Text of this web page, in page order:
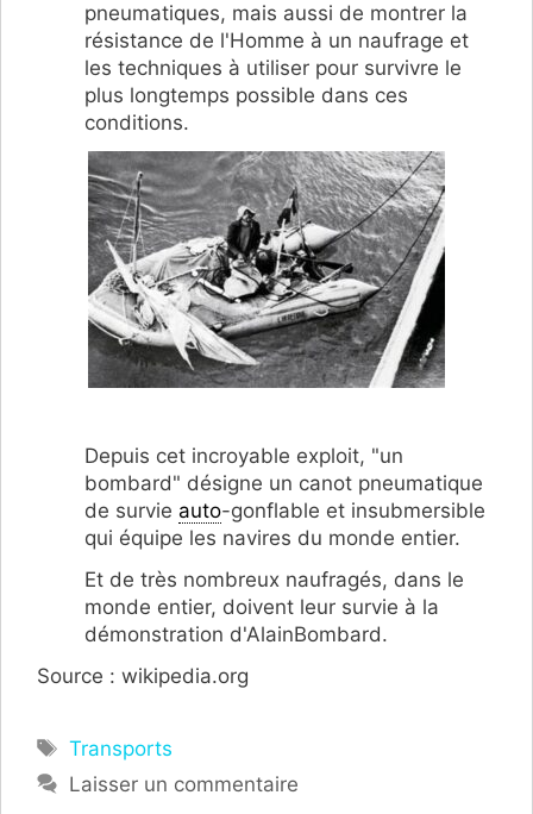
pneumatiques, mais aussi de montrer la
résistance de l'Homme à un naufrage et
les techniques à utiliser pour survivre le
plus longtemps possible dans ces
conditions.
Depuis cet incroyable exploit, "un
bombard" désigne un canot pneumatique
de survie auto-gonflable et insubmersible
qui équipe les navires du monde entier.
Et de très nombreux naufragés, dans le
monde entier, doivent leur survie à la
démonstration d'AlainBombard.
Source : wikipedia.org
Étiquettes
Transports
Laisser un commentaire